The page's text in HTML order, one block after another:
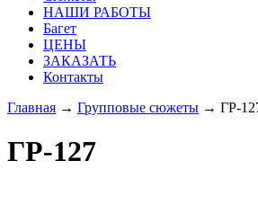
НАШИ РАБОТЫ
Багет
ЦЕНЫ
ЗАКАЗАТЬ
Контакты
Главная → Групповые сюжеты → ГР-
ГР-127